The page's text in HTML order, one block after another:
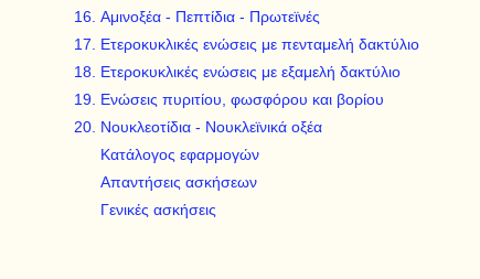
Αμινοξέα - Πεπτίδια - Πρωτεϊνές
Ετεροκυκλικές ενώσεις με πενταμελή δακτύλιο
Ετεροκυκλικές ενώσεις με εξαμελή δακτύλιο
Ενώσεις πυριτίου, φωσφόρου και βορίου
Νουκλεοτίδια - Νουκλεϊνικά οξέα
Κατάλογος εφαρμογών
Απαντήσεις ασκήσεων
Γενικές ασκήσεις